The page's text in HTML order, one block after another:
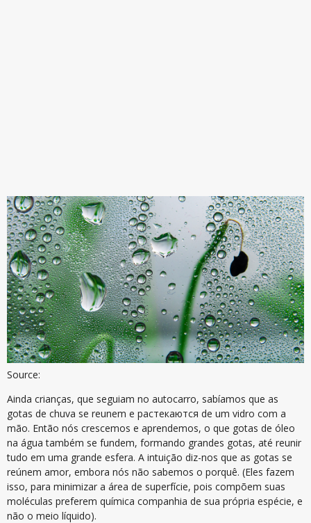
Source:
Ainda crianças, que seguiam no autocarro, sabíamos que as
gotas de chuva se reunem e растекаются de um vidro com a
mão. Então nós crescemos e aprendemos, o que gotas de óleo
na água também se fundem, formando grandes gotas, até reunir
tudo em uma grande esfera. A intuição diz-nos que as gotas se
reúnem amor, embora nós não sabemos o porquê. (Eles fazem
isso, para minimizar a área de superfície, pois compõem suas
moléculas preferem química companhia de sua própria espécie, e
não o meio líquido).